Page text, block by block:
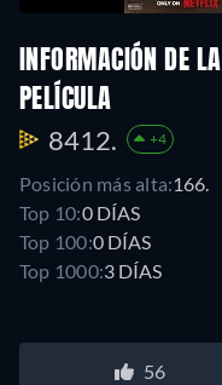
INFORMACIÓN DE LA
PELÍCULA
8412. +4
Posición más alta:166.
Top 10:0 DÍAS
Top 100:0 DÍAS
Top 1000:3 DÍAS
56